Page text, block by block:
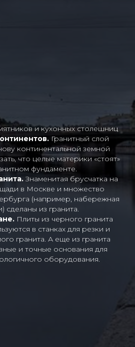
и кухонных столешниц
Гранитный слой
континентальной земной
что целые материки «стоят»
фундаменте.
Знаменитая брусчатка на
в Москве и множество
(например, набережная
сделаны из гранита.
Плиты из черного гранита
в станках для резки и
гранита. А еще из гранита
и точные основания для
оборудования.